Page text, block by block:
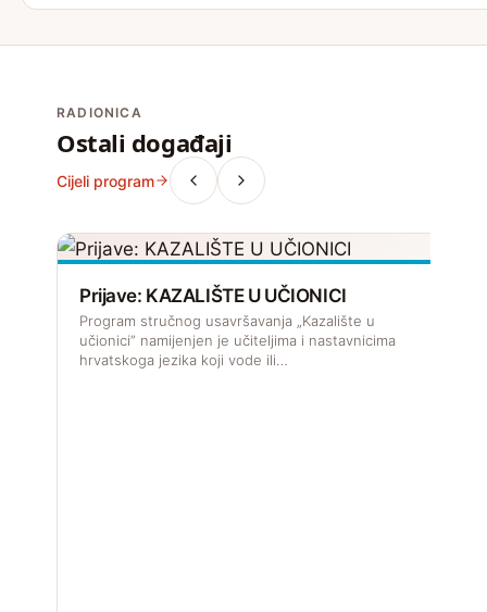
RADIONICA
Ostali događaji
Cijeli program
Prijave: KAZALIŠTE U UČIONICI
Program stručnog usavršavanja „Kazalište u
učionici” namijenjen je učiteljima i nastavnicima
hrvatskoga jezika koji vode ili…